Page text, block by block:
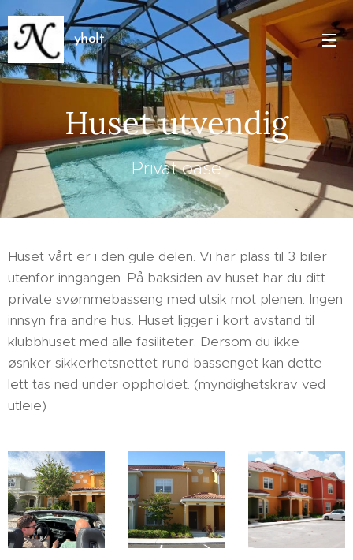
yholt
Huset utvendig
Privat oase
Huset vårt er i den gule delen. Vi har plass til 3 biler
utenfor inngangen. På baksiden av huset har du ditt
private svømmebasseng med utsik mot plenen. Ingen
innsyn fra andre hus. Huset ligger i kort avstand til
klubbhuset med alle fasiliteter. Dersom du ikke
øsnker sikkerhetsnettet rund bassenget kan dette
lett tas ned under oppholdet. (myndighetskrav ved
utleie)